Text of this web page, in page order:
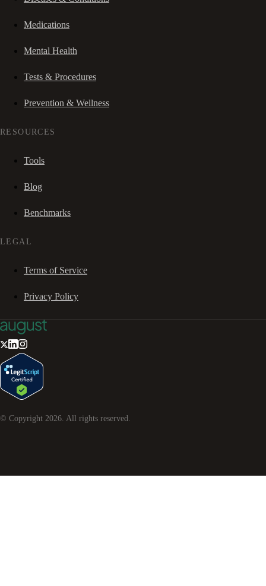
Medications
Mental Health
Tests & Procedures
Prevention & Wellness
RESOURCES
Tools
Blog
Benchmarks
LEGAL
Terms of Service
Privacy Policy
© Copyright 2026 . All rights reserved.